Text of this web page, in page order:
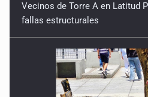
Vecinos de Torre A en Latitud
fallas estructurales